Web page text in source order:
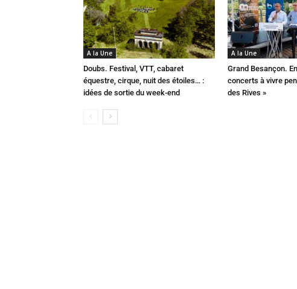
A la Une
Doubs. Festival, VTT, cabaret
équestre, cirque, nuit des étoiles… :
idées de sortie du week-end
A la Une
Grand Besançon.
concerts à vivre
des Rives »